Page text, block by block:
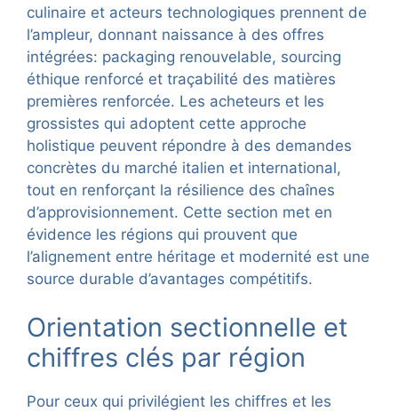
culinaire et acteurs technologiques prennent de
l’ampleur, donnant naissance à des offres
intégrées: packaging renouvelable, sourcing
éthique renforcé et traçabilité des matières
premières renforcée. Les acheteurs et les
grossistes qui adoptent cette approche
holistique peuvent répondre à des demandes
concrètes du marché italien et international,
tout en renforçant la résilience des chaînes
d’approvisionnement. Cette section met en
évidence les régions qui prouvent que
l’alignement entre héritage et modernité est une
source durable d’avantages compétitifs.
Orientation sectionnelle et
chiffres clés par région
Pour ceux qui privilégient les chiffres et les